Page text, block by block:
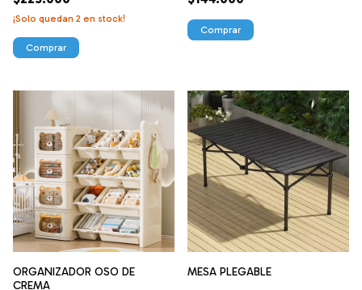
¡Solo quedan 2 en stock!
ORGANIZADOR OSO DE
CREMA
MESA PLEGABLE